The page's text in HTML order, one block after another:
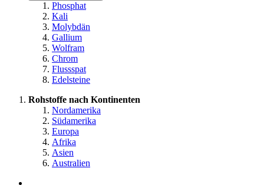
Phosphat
Kali
Molybdän
Gallium
Wolfram
Chrom
Flussspat
Edelsteine
Rohstoffe nach Kontinenten
Nordamerika
Südamerika
Europa
Afrika
Asien
Australien